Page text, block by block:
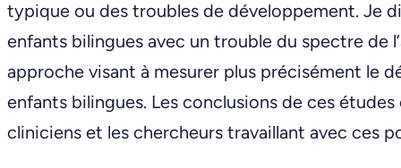
typique ou des troubles de développement. Je
enfants bilingues avec un trouble du spectre de
approche visant à mesurer plus précisément le
enfants bilingues. Les conclusions de ces
cliniciens et les chercheurs travaillant avec ces